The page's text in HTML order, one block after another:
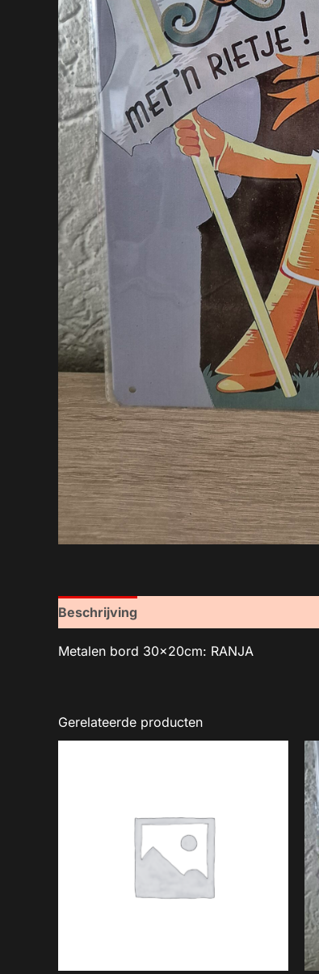
Beschrijving
Metalen bord 30x20cm: RANJA
Gerelateerde producten